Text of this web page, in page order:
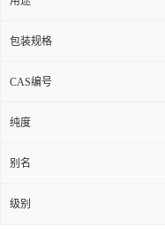
包装规格
CAS编号
纯度
别名
级别